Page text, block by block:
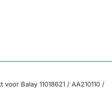
Balay 11018621 / AA210110 /